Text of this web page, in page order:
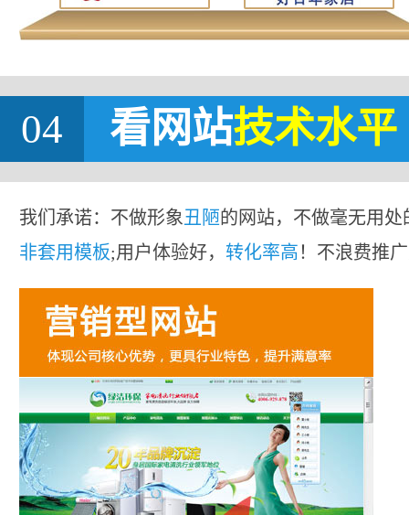
04 看网站技术水平
我们承诺：不做形象丑陋的网站，不做毫无用处
非套用模板;用户体验好， 转化率高！不浪费推